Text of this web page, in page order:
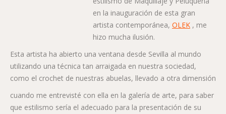
en la inauguración de esta gran
artista contemporánea, OLEK , me
hizo mucha ilusión.
Esta artista ha abierto una ventana desde Sevilla al mundo
utilizando una técnica tan arraigada en nuestra sociedad,
como el crochet de nuestras abuelas, llevado a otra dimensión
cuando me entrevisté con ella en la galería de arte, para saber
que estilismo sería el adecuado para la presentación de su